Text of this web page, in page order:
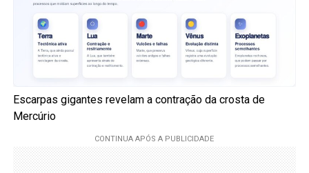
Escarpas gigantes revelam a contração da crosta de
Mercúrio